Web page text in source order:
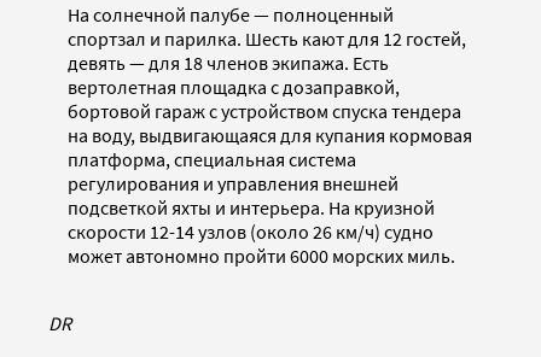
На солнечной палубе — полноценный
спортзал и парилка. Шесть кают для 12 гостей,
девять — для 18 членов экипажа. Есть
вертолетная площадка с дозаправкой,
бортовой гараж с устройством спуска тендера
на воду, выдвигающаяся для купания кормовая
платформа, специальная система
регулирования и управления внешней
подсветкой яхты и интерьера. На круизной
скорости 12-14 узлов (около 26 км/ч) судно
может автономно пройти 6000 морских миль.
DR